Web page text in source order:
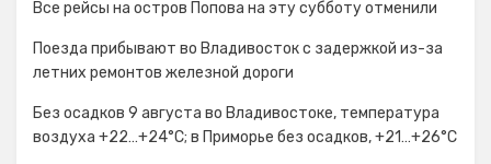
Все рейсы на остров Попова на эту субботу отменили
Поезда прибывают во Владивосток с задержкой из-за
летних ремонтов железной дороги
Без осадков 9 августа во Владивостоке, температура
воздуха +22…+24°C; в Приморье без осадков, +21…+26°C